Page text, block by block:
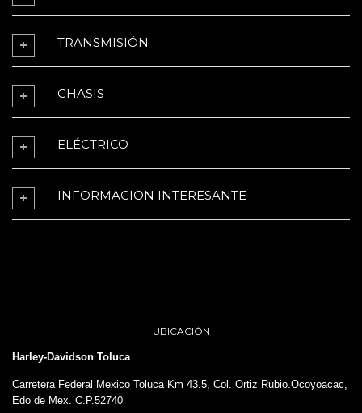
TRANSMISIÓN
CHASIS
ELÉCTRICO
INFORMACION INTERESANTE
UBICACIÓN
Harley-Davidson Toluca
Carretera Federal Mexico Toluca Km 43.5, Col. Ortiz Rubio.Ocoyoacac,
Edo de Mex. C.P.52740